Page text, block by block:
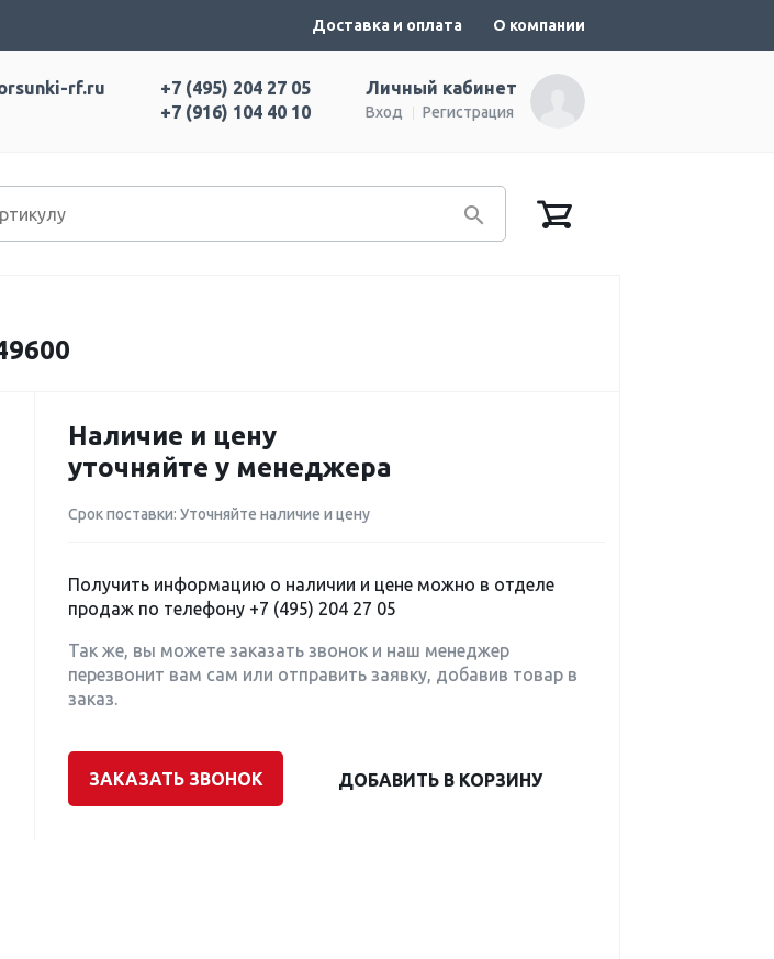
Доставка и оплата О компании
Личный кабинет
Вход Регистрация
+7 (495) 204 27 05
+7 (916) 104 40 10
rf.ru
Наличие и цену
уточняйте у менеджера
Срок поставки: Уточняйте наличие и цену
Получить информацию о наличии и цене можно в отделе
продаж по телефону +7 (495) 204 27 05
Так же, вы можете заказать звонок и наш менеджер
перезвонит вам сам или отправить заявку, добавив товар в
заказ.
ЗАКАЗАТЬ ЗВОНОК ДОБАВИТЬ В КОРЗИНУ